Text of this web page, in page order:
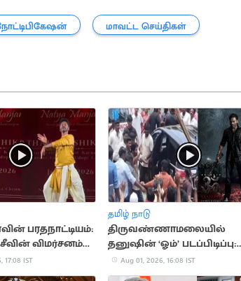
மாவட்ட செய்திகள்
பரதநாட்டியம்:
விமர்சனம்
17:08 IST
தமிழ் நாடு
திருவண்ணாமலையில்
தனுஷின் ‘ஓம்’ படப்பிடிப்பு:
திரண்ட ரசிகர்கள்
Aug 01, 2026, 16:08 IST